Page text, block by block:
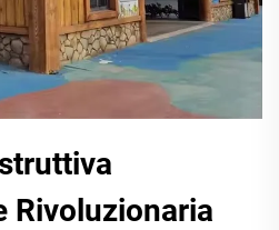
Rivoluzionaria